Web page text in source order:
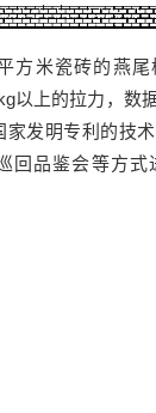
方米瓷砖的燕
以上的拉力，数
家发明专利的技
回品鉴会等方